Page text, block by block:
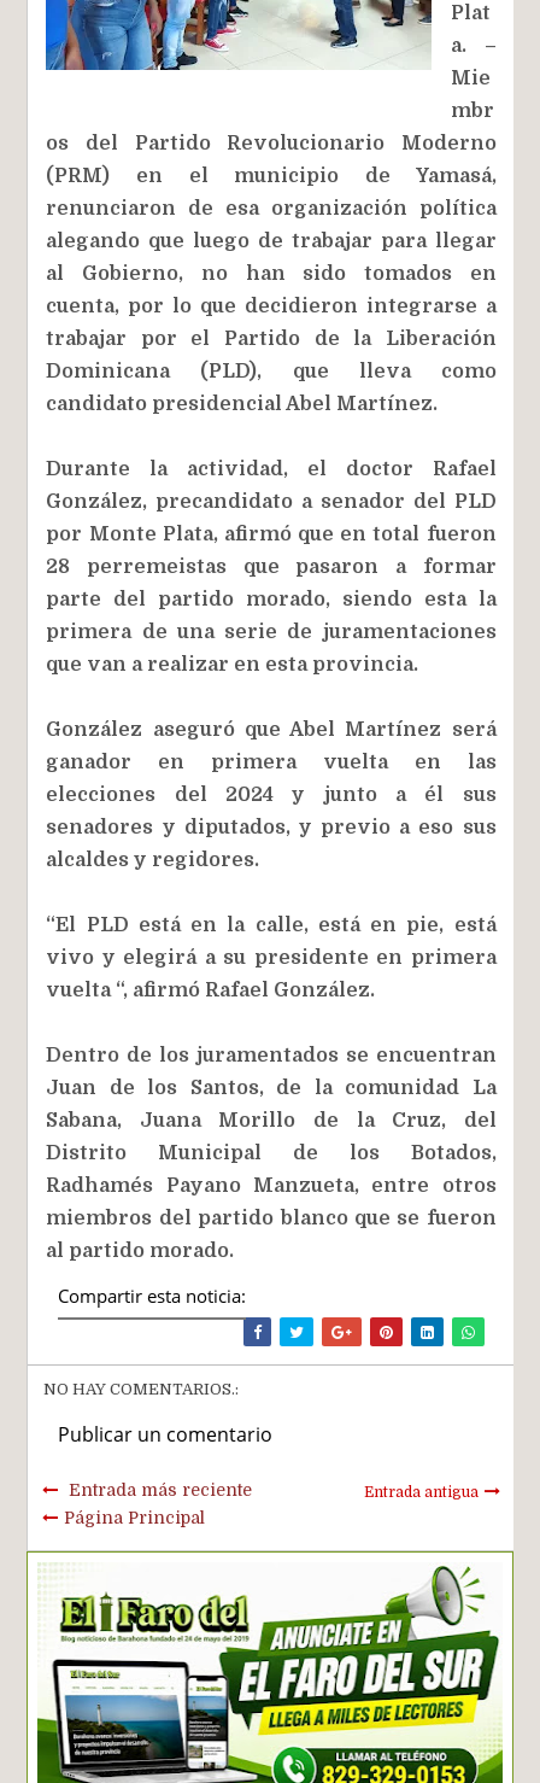
Plat
a. –
Mie
mbr
os del Partido Revolucionario Moderno
(PRM) en el municipio de Yamasá,
renunciaron de esa organización política
alegando que luego de trabajar para llegar
al Gobierno, no han sido tomados en
cuenta, por lo que decidieron integrarse a
trabajar por el Partido de la Liberación
Dominicana (PLD), que lleva como
candidato presidencial Abel Martínez.
Durante la actividad, el doctor Rafael
González, precandidato a senador del PLD
por Monte Plata, afirmó que en total fueron
28 perremeistas que pasaron a formar
parte del partido morado, siendo esta la
primera de una serie de juramentaciones
que van a realizar en esta provincia.
González aseguró que Abel Martínez será
ganador en primera vuelta en las
elecciones del 2024 y junto a él sus
senadores y diputados, y previo a eso sus
alcaldes y regidores.
“El PLD está en la calle, está en pie, está
vivo y elegirá a su presidente en primera
vuelta “, afirmó Rafael González.
Dentro de los juramentados se encuentran
Juan de los Santos, de la comunidad La
Sabana, Juana Morillo de la Cruz, del
Distrito Municipal de los Botados,
Radhamés Payano Manzueta, entre otros
miembros del partido blanco que se fueron
al partido morado.
Compartir esta noticia:
NO HAY COMENTARIOS.:
Publicar un comentario
Entrada más reciente Entrada antigua
Página Principal